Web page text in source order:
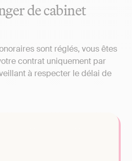
de cabinet
sont réglés, vous êtes
contrat uniquement par
à respecter le délai de